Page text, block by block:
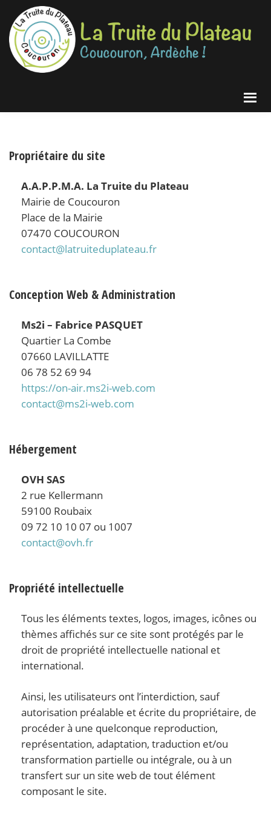
navigation
principale
contenu
principal
Plateau
Propriétaire du site
A.A.P.P.M.A. La Truite du Plateau
Mairie de Coucouron
Place de la Mairie
07470 COUCOURON
contact@latruiteduplateau.fr
Conception Web & Administration
Ms2i – Fabrice PASQUET
Quartier La Combe
07660 LAVILLATTE
06 78 52 69 94
https://on-air.ms2i-web.com
contact@ms2i-web.com
Hébergement
OVH SAS
2 rue Kellermann
59100 Roubaix
09 72 10 10 07 ou 1007
contact@ovh.fr
Propriété intellectuelle
Tous les éléments textes, logos, images, icônes ou
thèmes affichés sur ce site sont protégés par le
droit de propriété intellectuelle national et
international.
Ainsi, les utilisateurs ont l’interdiction, sauf
autorisation préalable et écrite du propriétaire, de
procéder à une quelconque reproduction,
représentation, adaptation, traduction et/ou
transformation partielle ou intégrale, ou à un
transfert sur un site web de tout élément
composant le site.